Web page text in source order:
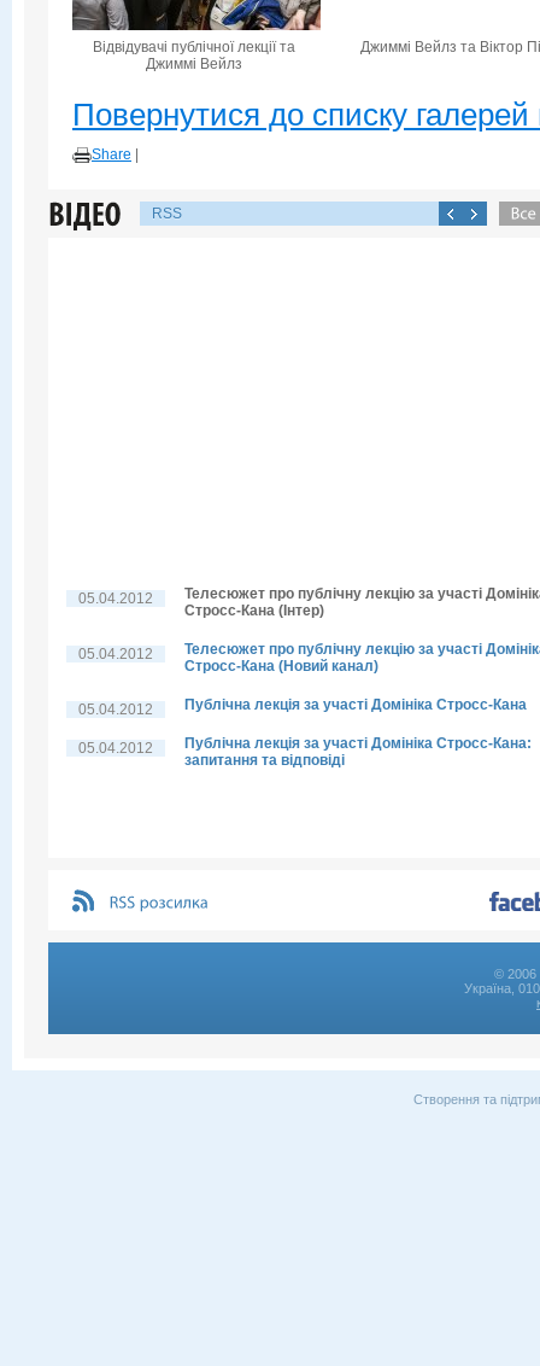
Відвідувачі публічної лекції та
Джиммі Вейлз
Джиммі Вейлз та Віктор
Повернутися до списку галерей
Share
RSS
05.04.2012
Телесюжет про публічну лекцію за участі
Стросс-Кана (Інтер)
05.04.2012
Телесюжет про публічну лекцію за участі
Стросс-Кана (Новий канал)
05.04.2012 Публічна лекція за участі Домініка Стросс-Кана
05.04.2012
Публічна лекція за участі Домініка Стросс-Кана:
запитання та відповіді
© 2006
Україна,
Створення та